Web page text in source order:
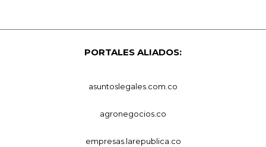
PORTALES ALIADOS:
asuntoslegales.com.co
agronegocios.co
empresas.larepublica.co